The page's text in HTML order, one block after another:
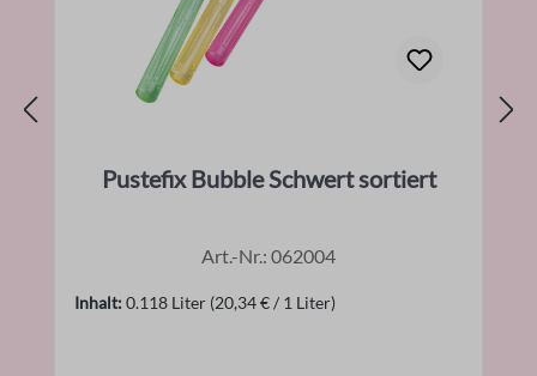
Pustefix Bubble Schwert sortiert
Art.-Nr.: 062004
Inhalt: 0.118 Liter (20,34 € / 1 Liter)